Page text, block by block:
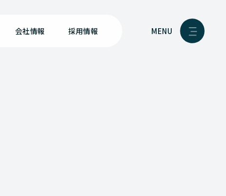
会社情報 採用情報 MENU